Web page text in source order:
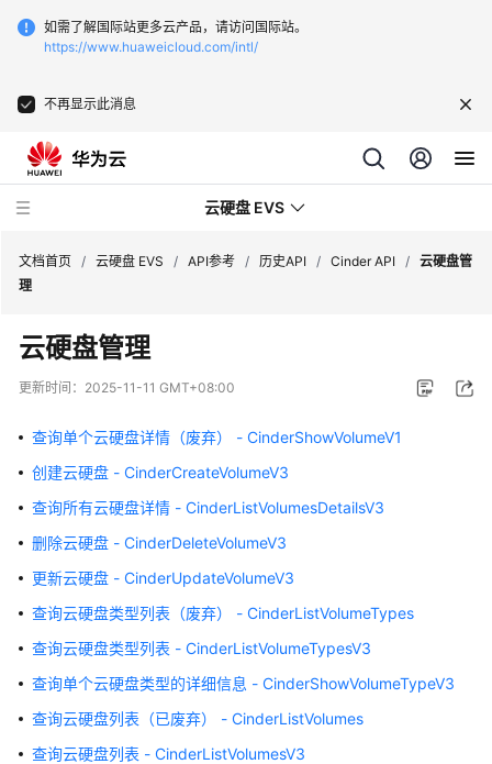
如需了解国际站更多云产品，请访问国际站。
https://www.huaweicloud.com/intl/
不再显示此消息
云硬盘 EVS
新
动
务
公
产
介
绍
速
入
文档首页 / 云硬盘 EVS / API参考 / 历史API / Cinder API / 云硬盘管
理
云硬盘管理
更新时间： 2025-11-11 GMT+08:00
查询单个云硬盘详情（废弃） - CinderShowVolumeV1
创建云硬盘 - CinderCreateVolumeV3
查询所有云硬盘详情 - CinderListVolumesDetailsV3
删除云硬盘 - CinderDeleteVolumeV3
更新云硬盘 - CinderUpdateVolumeV3
查询云硬盘类型列表（废弃） - CinderListVolumeTypes
查询云硬盘类型列表 - CinderListVolumeTypesV3
查询单个云硬盘类型的详细信息 - CinderShowVolumeTypeV3
查询云硬盘列表（已废弃） - CinderListVolumes
查询云硬盘列表 - CinderListVolumesV3